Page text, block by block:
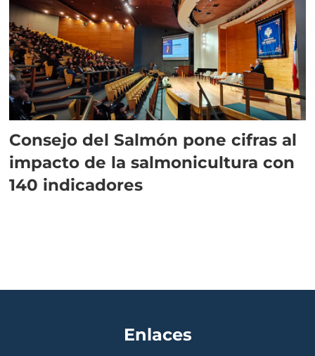
Consejo del Salmón pone cifras al
impacto de la salmonicultura con
140 indicadores
Enlaces